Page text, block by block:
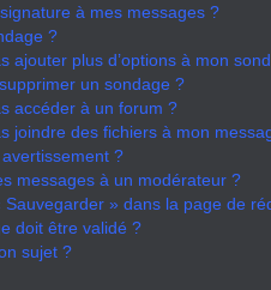
à mes messages ?
?
ajouter plus d’options à mon
un sondage ?
accéder à un forum ?
joindre des fichiers à mon
?
messages à un modérateur ?
» dans la page de
doit être validé ?
sujet ?